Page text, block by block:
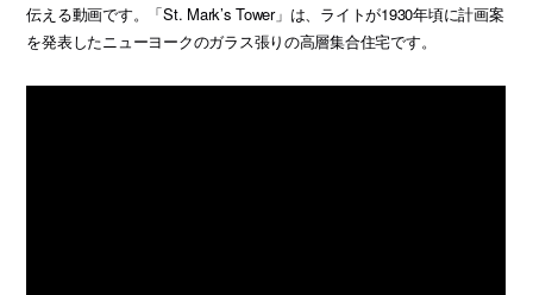
伝える動画です。「St. Mark’s Tower」は、ライトが1930年頃に計画案
を発表したニューヨークのガラス張りの高層集合住宅です。